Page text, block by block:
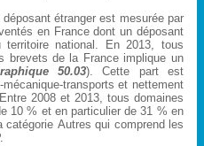
étranger est mesurée par
en France dont un déposant
national. En 2013, tous
brevets de la France implique un
50.03). Cette part est
transports et nettement
2008 et 2013, tous domaines
10 % et en particulier de 31 % en
Autres qui comprend les
.